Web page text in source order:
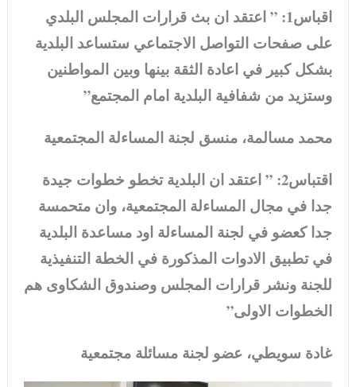
اقباس1: ” اعتقد ان بث قرارات المجلس البلدي
على صفحات التواصل الاجتماعي ستساعد البلدية
بشكل كبير في اعادة الثقة بينها وبين المواطنين
وستزيد من شفافية البلدية امام المجتمع”
محمد مسالمة، منسق لجنة المساءلة المجتمعية
اقتباس2: ” اعتقد ان البلدية تخطو خطوات جيدة
جدا في مجال المساءلة المجتمعية، وان متحمسة
جدا كعضو في لجنة المساءلة اود مساعدة البلدية
في تطبيق الادوات المذكورة في الخطة التنفيذية
للجنة ونشر قرارات المجلس وصندوق الشكاوى هم
الخطوات الاولى”
غادة سويطي، عضو لجنة مسائلة مجتمعية